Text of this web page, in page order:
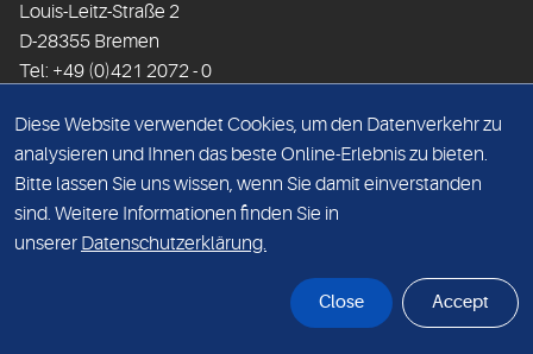
Louis-Leitz-Straße 2
D-28355 Bremen
Tel: +49 (0)421 2072 - 0
Email:info@mlhb.de
DATENSCHUTZ
IMPRESSUM
Diese Website verwendet Cookies, um den Datenverkehr zu
analysieren und Ihnen das beste Online-Erlebnis zu bieten.
Bitte lassen Sie uns wissen, wenn Sie damit einverstanden
sind. Weitere Informationen finden Sie in
unserer Datenschutzerklärung.
Close Accept